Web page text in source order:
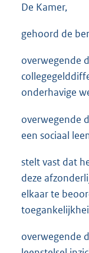
De Kamer,
gehoord de
overwegende
onderhavige
overwegende
een sociaal
stelt vast dat
deze
elkaar te
overwegende